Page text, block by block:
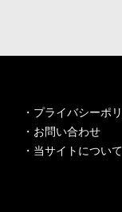
・ プライバシーポ
・ お問い合わせ
・ 当サイトについて